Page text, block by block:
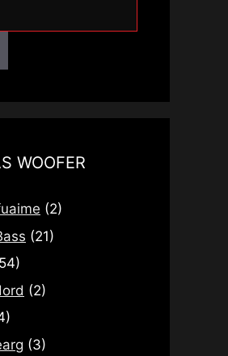
WOOFER
(2)
(21)
(2)
(3)